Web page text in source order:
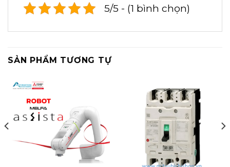
5/5 - (1 bình chọn)
SẢN PHẨM TƯƠNG TỰ